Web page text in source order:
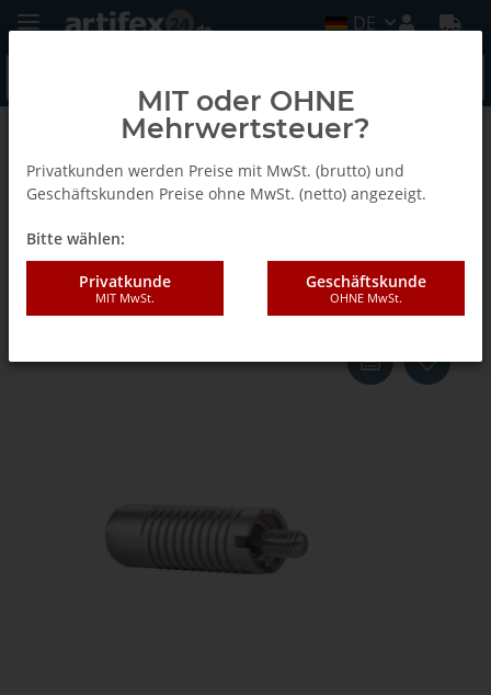
DE
Zurück zur Liste Invis Mx2
Lamello Invis Mx2 Verbinder 35
mm, 20 Stück
MIT oder OHNE
Mehrwertsteuer?
Privatkunden werden Preise mit MwSt. (brutto) und
Geschäftskunden Preise ohne MwSt. (netto) angezeigt.
Bitte wählen:
Privatkunde
MIT MwSt.
Geschäftskunde
OHNE MwSt.